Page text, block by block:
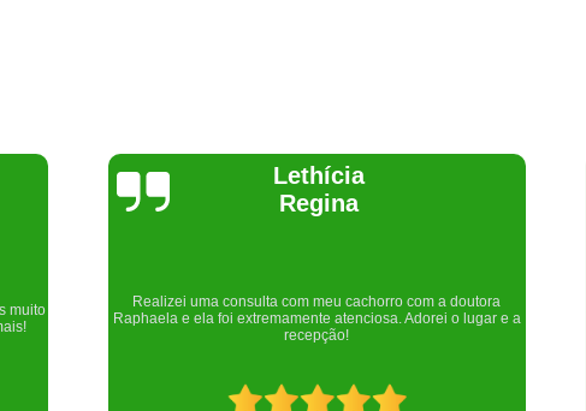
e a
Joelma Lilian
Um lugar maravilhoso. Sempre serei grata pelo que fizeram por
nós!